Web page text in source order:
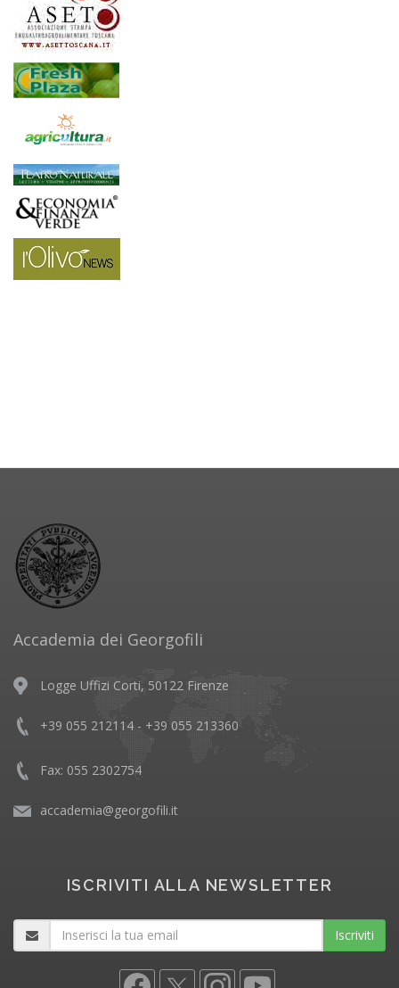
Accademia dei Georgofili
Logge Uffizi Corti, 50122 Firenze
+39 055 212114 - +39 055 213360
Fax: 055 2302754
accademia@georgofili.it
ISCRIVITI ALLA NEWSLETTER
Iscriviti